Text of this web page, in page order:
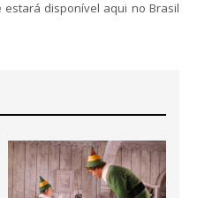
estará disponível aqui no Brasil